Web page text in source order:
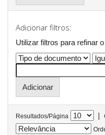
Adicionar filtros:
Utilizar filtros para refinar
Resultados/Página |